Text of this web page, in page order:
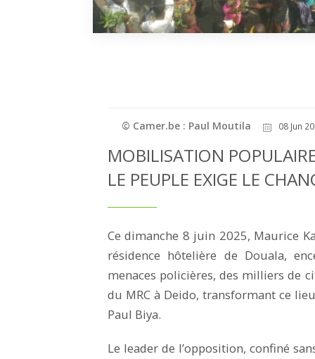
© Camer.be : Paul Moutila 08 Jun
MOBILISATION
LE PEUPLE EXIGE LE
Ce dimanche 8 juin 2025, Maurice
résidence hôtelière de Douala,
menaces policières, des milliers de
du MRC à Deido, transformant ce
Paul Biya.
Le leader de l’opposition, confiné